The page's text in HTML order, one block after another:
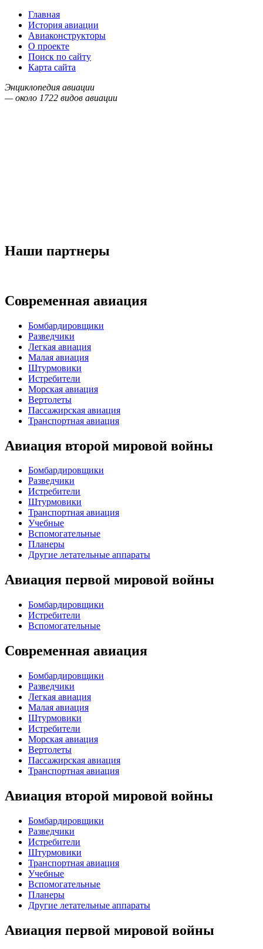
Главная
История авиации
Авиаконструкторы
О проекте
Поиск по сайту
Карта сайта
Энциклопедия авиации
— около 1722 видов авиации
Наши партнеры
Современная авиация
Бомбардировщики
Разведчики
Легкая авиация
Малая авиация
Штурмовики
Истребители
Морская авиация
Вертолеты
Пассажирская авиация
Транспортная авиация
Авиация второй мировой войны
Бомбардировщики
Разведчики
Истребители
Штурмовики
Транспортная авиация
Учебные
Вспомогательные
Планеры
Другие летательные аппараты
Авиация первой мировой войны
Бомбардировщики
Истребители
Вспомогательные
Современная авиация
Бомбардировщики
Разведчики
Легкая авиация
Малая авиация
Штурмовики
Истребители
Морская авиация
Вертолеты
Пассажирская авиация
Транспортная авиация
Авиация второй мировой войны
Бомбардировщики
Разведчики
Истребители
Штурмовики
Транспортная авиация
Учебные
Вспомогательные
Планеры
Другие летательные аппараты
Авиация первой мировой войны